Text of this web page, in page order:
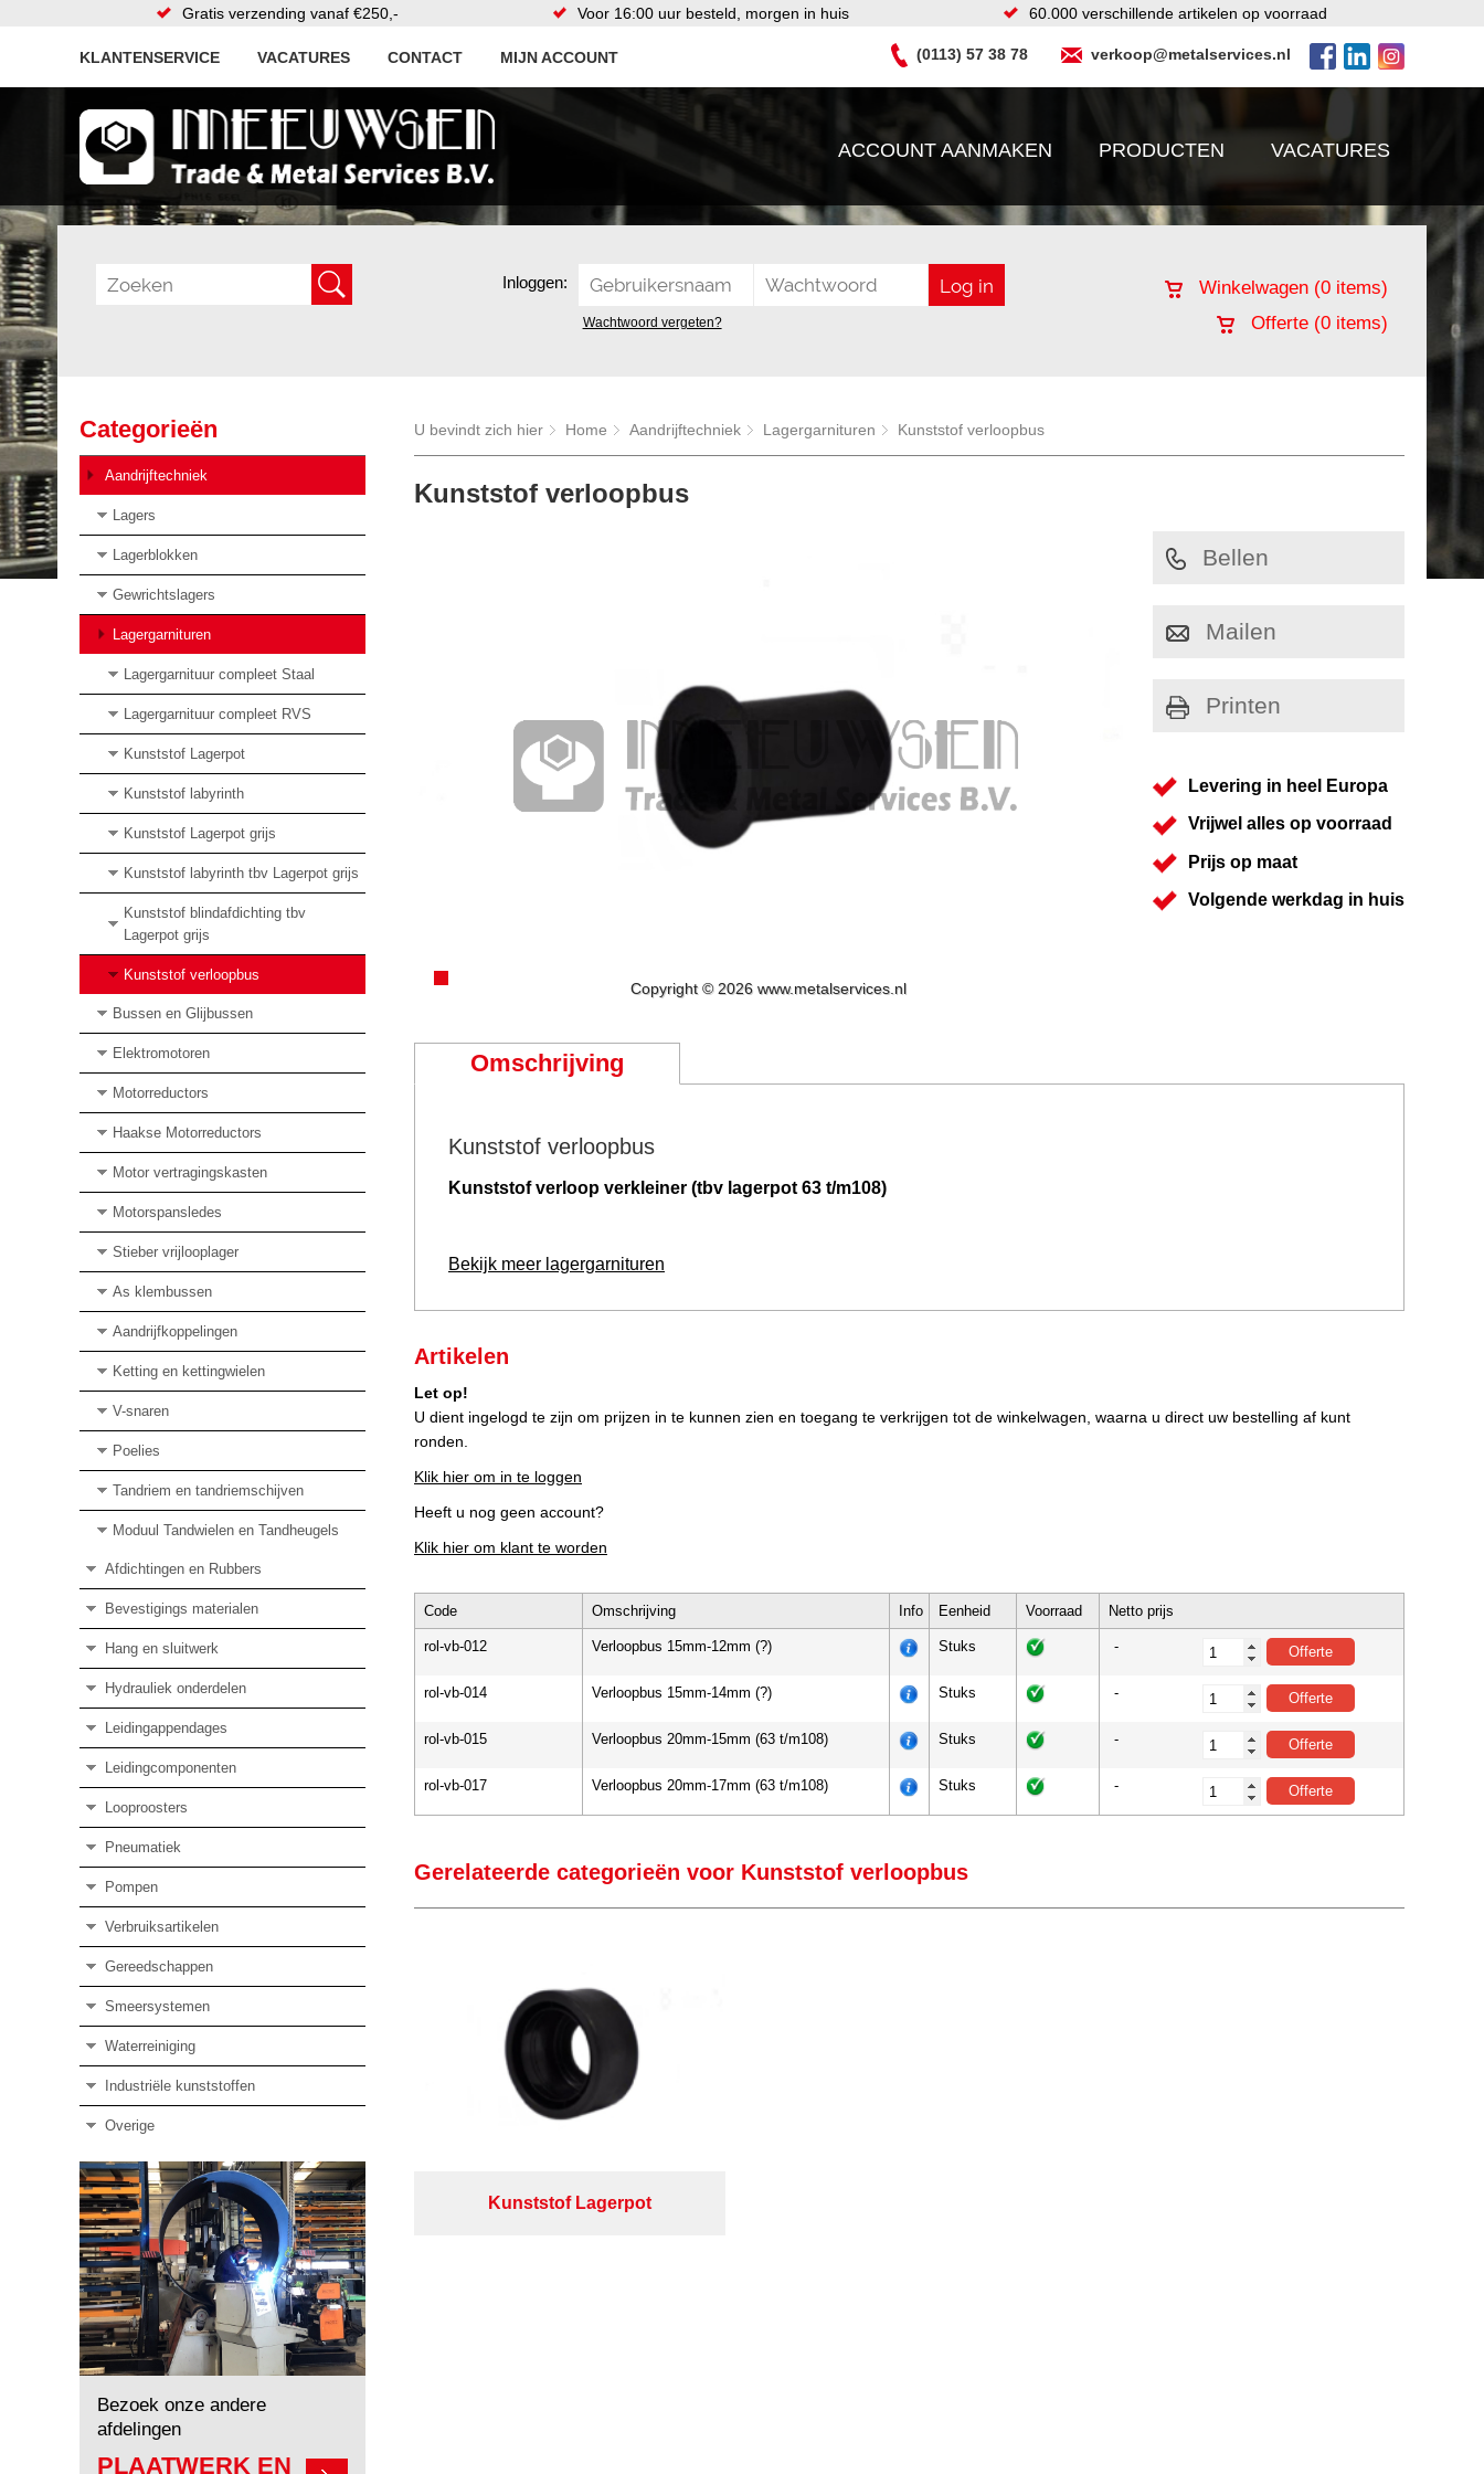
Gratis verzending vanaf €250,- Voor 16:00 uur besteld, morgen in huis 60.000 verschillende artikelen op voorraad
KLANTENSERVICE VACATURES CONTACT MIJN ACCOUNT (0113) 57 38 78 verkoop@metalservices.nl
ACCOUNT AANMAKEN PRODUCTEN VACATURES
Inloggen:
Wachtwoord vergeten?
Winkelwagen (0 items)
Offerte (0 items)
Categorieën
Aandrijftechniek
Lagers
Lagerblokken
Gewrichtslagers
Lagergarnituren
Lagergarnituur compleet Staal
Lagergarnituur compleet RVS
Kunststof Lagerpot
Kunststof labyrinth
Kunststof Lagerpot grijs
Kunststof labyrinth tbv Lagerpot grijs
Kunststof blindafdichting tbv
Lagerpot grijs
Kunststof verloopbus
Bussen en Glijbussen
Elektromotoren
Motorreductors
Haakse Motorreductors
Motor vertragingskasten
Motorspansledes
Stieber vrijlooplager
As klembussen
Aandrijfkoppelingen
Ketting en kettingwielen
V-snaren
Poelies
Tandriem en tandriemschijven
Moduul Tandwielen en Tandheugels
Afdichtingen en Rubbers
Bevestigings materialen
Hang en sluitwerk
Hydrauliek onderdelen
Leidingappendages
Leidingcomponenten
Looproosters
Pneumatiek
Pompen
Verbruiksartikelen
Gereedschappen
Smeersystemen
Waterreiniging
Industriële kunststoffen
Overige
Bezoek onze andere
afdelingen
PLAATWERK EN
U bevindt zich hier Home Aandrijftechniek Lagergarnituren Kunststof verloopbus
Kunststof verloopbus
Copyright © 2026 www.metalservices.nl
Bellen
Mailen
Printen
Levering in heel Europa
Vrijwel alles op voorraad
Prijs op maat
Volgende werkdag in huis
Omschrijving
Kunststof verloopbus
Kunststof verloop verkleiner (tbv lagerpot 63 t/m108)
Bekijk meer lagergarnituren
Artikelen
Let op!
U dient ingelogd te zijn om prijzen in te kunnen zien en toegang te verkrijgen tot de winkelwagen, waarna u direct uw bestelling af kunt
ronden.
Klik hier om in te loggen
Heeft u nog geen account?
Klik hier om klant te worden
Code Omschrijving Info Eenheid Voorraad Netto prijs
rol-vb-012 Verloopbus 15mm-12mm (?) Stuks -
rol-vb-014 Verloopbus 15mm-14mm (?) Stuks -
rol-vb-015 Verloopbus 20mm-15mm (63 t/m108) Stuks -
rol-vb-017 Verloopbus 20mm-17mm (63 t/m108) Stuks -
Gerelateerde categorieën voor Kunststof verloopbus
Kunststof Lagerpot